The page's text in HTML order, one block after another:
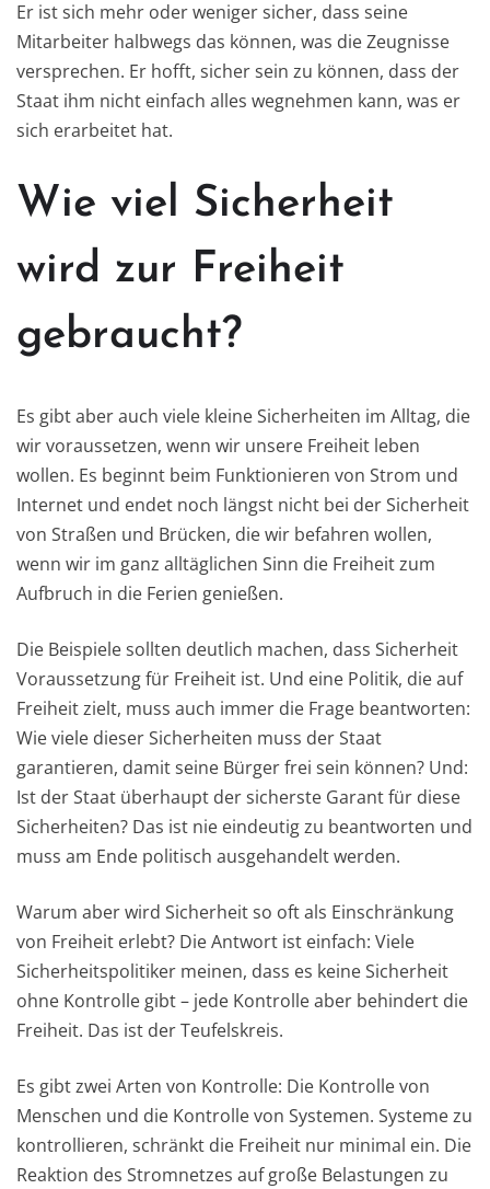
Er ist sich mehr oder weniger sicher, dass seine
Mitarbeiter halbwegs das können, was die Zeugnisse
versprechen. Er hofft, sicher sein zu können, dass der
Staat ihm nicht einfach alles wegnehmen kann, was er
sich erarbeitet hat.
Wie viel Sicherheit
wird zur Freiheit
gebraucht?
Es gibt aber auch viele kleine Sicherheiten im Alltag, die
wir voraussetzen, wenn wir unsere Freiheit leben
wollen. Es beginnt beim Funktionieren von Strom und
Internet und endet noch längst nicht bei der Sicherheit
von Straßen und Brücken, die wir befahren wollen,
wenn wir im ganz alltäglichen Sinn die Freiheit zum
Aufbruch in die Ferien genießen.
Die Beispiele sollten deutlich machen, dass Sicherheit
Voraussetzung für Freiheit ist. Und eine Politik, die auf
Freiheit zielt, muss auch immer die Frage beantworten:
Wie viele dieser Sicherheiten muss der Staat
garantieren, damit seine Bürger frei sein können? Und:
Ist der Staat überhaupt der sicherste Garant für diese
Sicherheiten? Das ist nie eindeutig zu beantworten und
muss am Ende politisch ausgehandelt werden.
Warum aber wird Sicherheit so oft als Einschränkung
von Freiheit erlebt? Die Antwort ist einfach: Viele
Sicherheitspolitiker meinen, dass es keine Sicherheit
ohne Kontrolle gibt – jede Kontrolle aber behindert die
Freiheit. Das ist der Teufelskreis.
Es gibt zwei Arten von Kontrolle: Die Kontrolle von
Menschen und die Kontrolle von Systemen. Systeme zu
kontrollieren, schränkt die Freiheit nur minimal ein. Die
Reaktion des Stromnetzes auf große Belastungen zu